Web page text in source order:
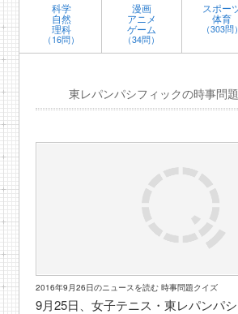
科学
自然
理科
（16問）
漫画
アニメ
ゲーム
（34問）
スポー
体育
（303問）
東レパンパシフィックの時事問
2016年9月26日のニュースを読む 時事問題クイズ
9月25日、女子テニス・東レパンパ